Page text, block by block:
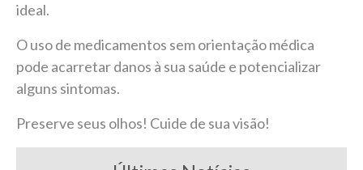
ideal.
O uso de medicamentos sem orientação médica
pode acarretar danos à sua saúde e potencializar
alguns sintomas.
Preserve seus olhos! Cuide de sua visão!